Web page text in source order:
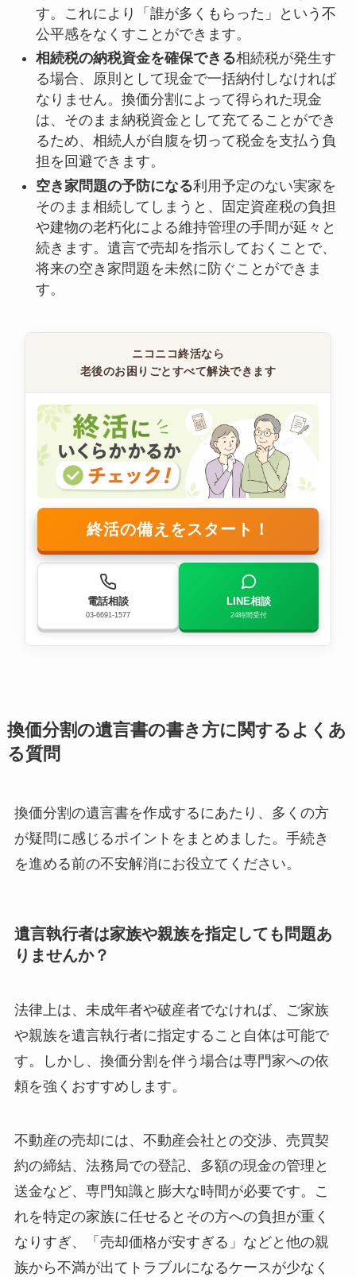
す。これにより「誰が多くもらった」という不
公平感をなくすことができます。
相続税の納税資金を確保できる相続税が発生す
る場合、原則として現金で一括納付しなければ
なりません。換価分割によって得られた現金
は、そのまま納税資金として充てることができ
るため、相続人が自腹を切って税金を支払う負
担を回避できます。
空き家問題の予防になる利用予定のない実家を
そのまま相続してしまうと、固定資産税の負担
や建物の老朽化による維持管理の手間が延々と
続きます。遺言で売却を指示しておくことで、
将来の空き家問題を未然に防ぐことができま
す。
ニコニコ終活なら
老後のお困りごとすべて解決できます
終活の備えをスタート！
電話相談
03-6691-1577
LINE相談
24時間受付
換価分割の遺言書の書き方に関するよくあ
る質問
換価分割の遺言書を作成するにあたり、多くの方
が疑問に感じるポイントをまとめました。手続き
を進める前の不安解消にお役立てください。
遺言執行者は家族や親族を指定しても問題あ
りませんか？
法律上は、未成年者や破産者でなければ、ご家族
や親族を遺言執行者に指定すること自体は可能で
す。しかし、換価分割を伴う場合は専門家への依
頼を強くおすすめします。
不動産の売却には、不動産会社との交渉、売買契
約の締結、法務局での登記、多額の現金の管理と
送金など、専門知識と膨大な時間が必要です。こ
れを特定の家族に任せるとその方への負担が重く
なりすぎ、「売却価格が安すぎる」などと他の親
族から不満が出てトラブルになるケースが少なく